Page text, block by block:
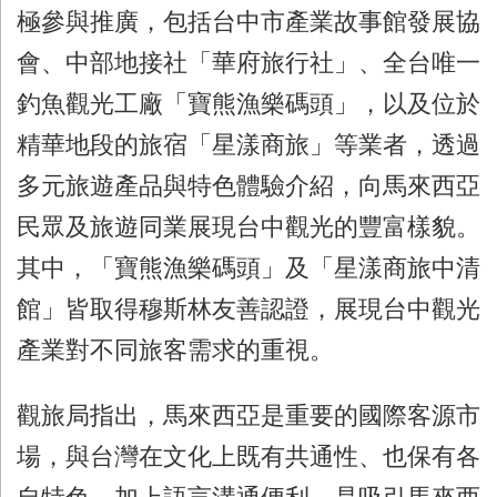
極參與推廣，包括台中市產業故事館發展協
會、中部地接社「華府旅行社」、全台唯一
釣魚觀光工廠「寶熊漁樂碼頭」，以及位於
精華地段的旅宿「星漾商旅」等業者，透過
多元旅遊產品與特色體驗介紹，向馬來西亞
民眾及旅遊同業展現台中觀光的豐富樣貌。
其中，「寶熊漁樂碼頭」及「星漾商旅中清
館」皆取得穆斯林友善認證，展現台中觀光
產業對不同旅客需求的重視。
觀旅局指出，馬來西亞是重要的國際客源市
場，與台灣在文化上既有共通性、也保有各